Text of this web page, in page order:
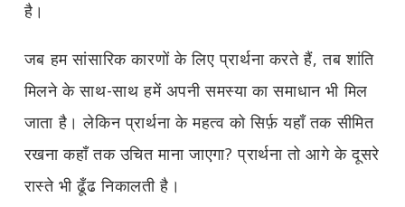
है।
जब हम सांसारिक कारणों के लिए प्रार्थना करते हैं, तब शांति
मिलने के साथ-साथ हमें अपनी समस्या का समाधान भी मिल
जाता है। लेकिन प्रार्थना के महत्व को सिर्फ़ यहाँ तक सीमित
रखना कहाँ तक उचित माना जाएगा? प्रार्थना तो आगे के दूसरे
रास्ते भी ढूँढ निकालती है।